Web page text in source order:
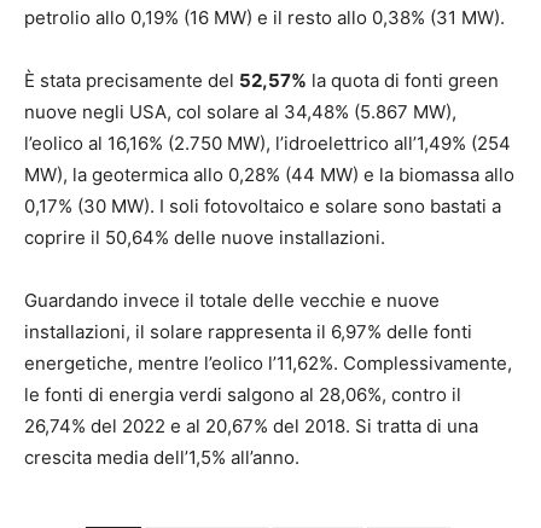
petrolio allo 0,19% (16 MW) e il resto allo 0,38% (31 MW).
È stata precisamente del 52,57% la quota di fonti green
nuove negli USA, col solare al 34,48% (5.867 MW),
l’eolico al 16,16% (2.750 MW), l’idroelettrico all’1,49% (254
MW), la geotermica allo 0,28% (44 MW) e la biomassa allo
0,17% (30 MW). I soli fotovoltaico e solare sono bastati a
coprire il 50,64% delle nuove installazioni.
Guardando invece il totale delle vecchie e nuove
installazioni, il solare rappresenta il 6,97% delle fonti
energetiche, mentre l’eolico l’11,62%. Complessivamente,
le fonti di energia verdi salgono al 28,06%, contro il
26,74% del 2022 e al 20,67% del 2018. Si tratta di una
crescita media dell’1,5% all’anno.